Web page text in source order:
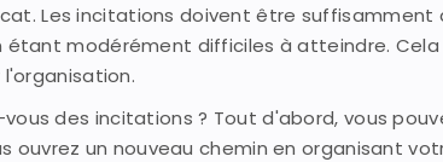
Les incitations doivent être
modérément difficiles à atteindre.
des incitations ? Tout d'abord, vous
ouvrez un nouveau chemin en organisant